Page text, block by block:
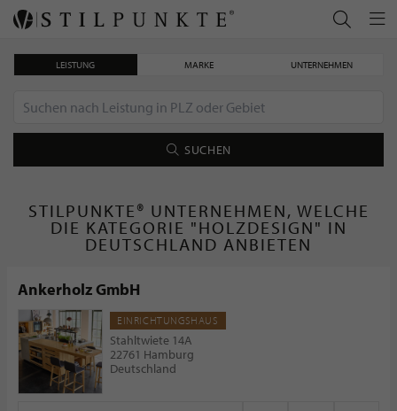
LEISTUNG MARKE UNTERNEHMEN
SUCHEN
STILPUNKTE® UNTERNEHMEN, WELCHE
DIE KATEGORIE "HOLZDESIGN" IN
DEUTSCHLAND ANBIETEN
Ankerholz GmbH
EINRICHTUNGSHAUS
Stahltwiete 14A
22761 Hamburg
Deutschland